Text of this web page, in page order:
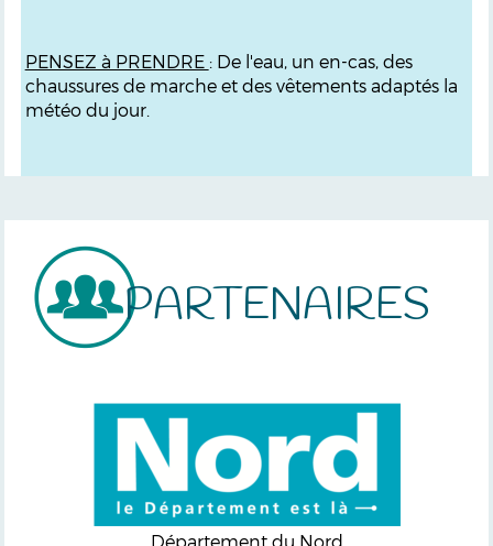
PENSEZ à PRENDRE : De l'eau, un en-cas, des
chaussures de marche et des vêtements adaptés la
météo du jour.
PARTENAIRES
Département du Nord